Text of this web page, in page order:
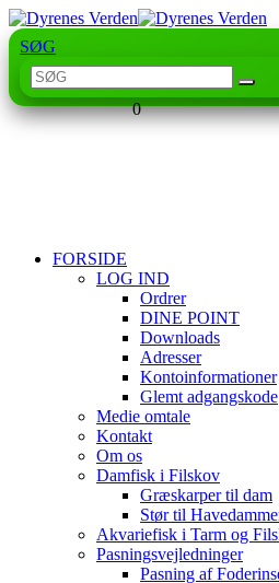
SØG
0
FORSIDE
LOG IND
Ordrer
DINE POINT
Downloads
Adresser
Kontoinformationer
Glemt adgangskode
Medie omtale
Kontakt
Om os
Damfisk i Filskov
Græskarper til dam
Stør til
Akvariefisk i Tarm og
Pasningsvejledninger
Pasning af